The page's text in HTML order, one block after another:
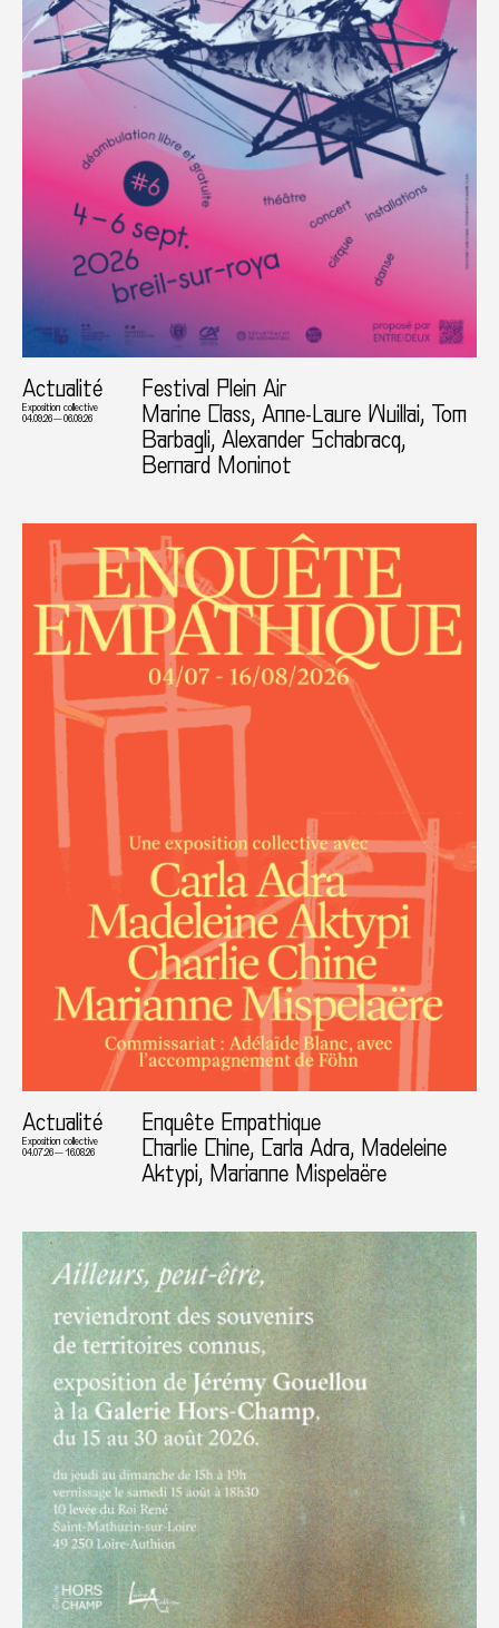
Actualité
Exposition collective
04.09.26 — 06.09.26
Festival Plein Air
Marine Class, Anne-Laure Wuillai, Tom
Barbagli, Alexander Schabracq,
Bernard Moninot
Actualité
Exposition collective
04.07.26 — 16.08.26
Enquête Empathique
Charlie Chine, Carla Adra, Madeleine
Aktypi, Marianne Mispelaëre